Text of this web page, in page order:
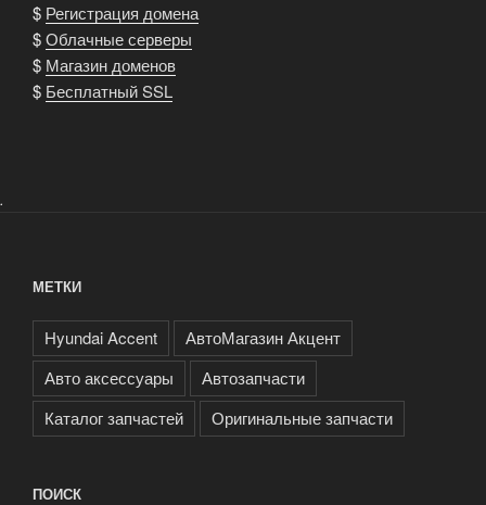
$ Регистрация домена
$Облачные серверы
$ Магазин доменов
$ Бесплатный SSL
.
МЕТКИ
Hyundai Accent
АвтоМагазин Акцент
Авто аксессуары
Автозапчасти
Каталог запчастей
Оригинальные запчасти
ПОИСК